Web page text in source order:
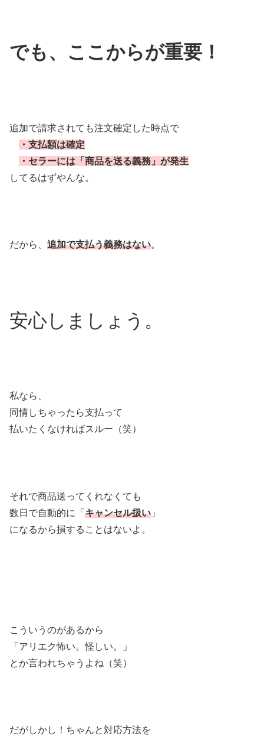
でも、ここからが重要！
追加で請求されても注文確定した時点で
・支払額は確定
・セラーには「商品を送る義務」が発生
してるはずやんな。
だから、 追加で支払う義務はない。
安心しましょう。
私なら、
同情しちゃったら支払って
払いたくなければスルー（笑）
それで商品送ってくれなくても
数日で自動的に「 キャンセル扱い 」
になるから損することはないよ。
こういうのがあるから
「アリエク怖い。怪しい。」
とか言われちゃうよね（笑）
だがしかし！ちゃんと対応方法を